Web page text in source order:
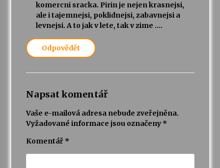
komercni sracka. Pirin je nejen krasnejsi,
ale i tajemnejsi, poklidnejsi, zabavnejsi a
levnejsi. A to jak v lete, tak v zime ….
Odpovědět
Napsat komentář
Vaše e-mailová adresa nebude zveřejněna.
Vyžadované informace jsou označeny *
Komentář *